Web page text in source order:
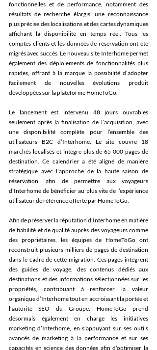
fonctionnelles et de performance, notamment des
résultats de recherche élargis, une reconnaissance
plus précise des localisations et des cartes dynamiques
affichant la disponibilité en temps réel. Tous les
comptes clients et les données de réservation ont été
migrés avec succès. Le nouveau site Interhome permet
également des déploiements de fonctionnalités plus
rapides, offrant à la marque la possibilité d’adopter
facilement de nouvelles évolutions produit
développées sur la plateforme HomeToGo.
Le lancement est intervenu 48 jours ouvrables
seulement après la finalisation de l’acquisition, avec
une disponibilité complète pour l’ensemble des
utilisateurs B2C d’Interhome. Le site couvre 18
marchés localisés et intègre plus de 65 000 pages de
destination. Ce calendrier a été aligné de manière
stratégique avec l’approche de la haute saison de
réservation, afin de permettre aux voyageurs
d’Interhome de bénéficier au plus vite de l’expérience
utilisateur de référence offerte par HomeToGo.
Afin de préserver la réputation d’Interhome en matière
de fiabilité et de qualité auprès des voyageurs comme
des propriétaires, les équipes de HomeToGo ont
reconstruit plusieurs milliers de pages de destination
dans le cadre de cette migration. Ces pages intègrent
des guides de voyage, des contenus dédiés aux
destinations et des informations sélectionnées sur les
propriétés, contribuant à renforcer la valeur
organique d’Interhome tout en accroissant la portée et
l’autorité SEO du Groupe. HomeToGo prend
désormais également en charge les initiatives
marketing d’Interhome, en s’appuyant sur ses outils
avancés de marketing à la performance et sur ses
capacités en science des données afin d’optimiser la